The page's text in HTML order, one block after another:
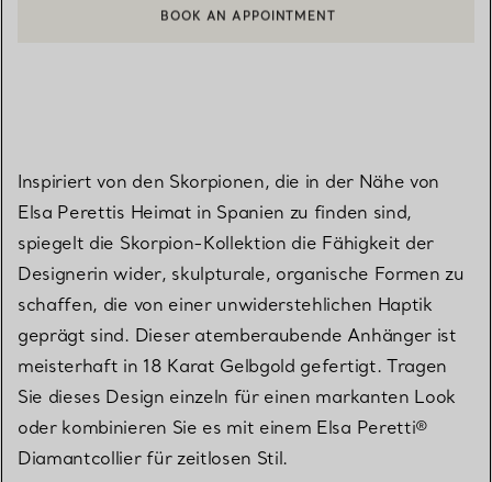
EINEN KUNDENBERATER KONTAKTIEREN ODER EINEN
BOOK AN APPOINTMENT
Inspiriert von den Skorpionen, die in der Nähe von
Elsa Perettis Heimat in Spanien zu finden sind,
spiegelt die Skorpion-Kollektion die Fähigkeit der
Designerin wider, skulpturale, organische Formen zu
schaffen, die von einer unwiderstehlichen Haptik
geprägt sind. Dieser atemberaubende Anhänger ist
meisterhaft in 18 Karat Gelbgold gefertigt. Tragen
Sie dieses Design einzeln für einen markanten Look
oder kombinieren Sie es mit einem Elsa Peretti®
Diamantcollier für zeitlosen Stil.